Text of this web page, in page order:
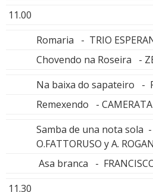
11.00
Romaria - TRIO
Chovendo na Roseira -
Na baixa do sapateiro -
Remexendo -
Samba de una nota sola -
O.FATTORUSO y A.
Asa branca -
11.30